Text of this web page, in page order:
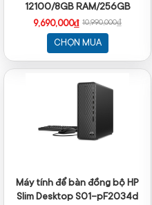
12100/8GB RAM/256GB
SSD/WL+BT/K+M/Win 11
9,690,000₫ 10,990,000₫
CHỌN MUA
Máy tính để bàn đồng bộ HP
Slim Desktop S01-pF2034d